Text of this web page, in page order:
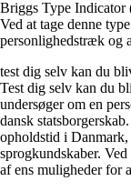
Briggs Type
Ved at tage denne
personlighedstræk og
test dig selv kan du
Test dig selv kan du
undersøger om en
dansk
opholdstid i Danmark,
sprogkundskaber.
af ens muligheder for